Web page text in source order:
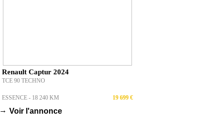
Renault Captur 2024
TCE 90 TECHNO
ESSENCE - 18 240 KM 19 699 €
→ Voir l'annonce